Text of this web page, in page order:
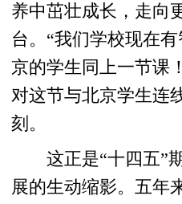
养中茁壮成长，走向
台。“我们学校现在
京的学生同上一节课
对这节与北京学生连
刻。
这正是“十四五”期
展的生动缩影。五年